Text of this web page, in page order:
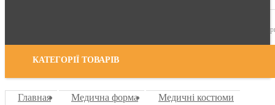
0,00
КАТЕГОРІЇ ТОВАРІВ
Главная Медична форма
Медичні костюми